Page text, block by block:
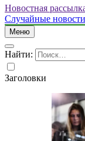
Новостная
Случайные новости
Меню
Найти:
Заголовки